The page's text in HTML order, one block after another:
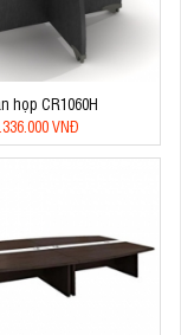
họp CR1060H
VNĐ